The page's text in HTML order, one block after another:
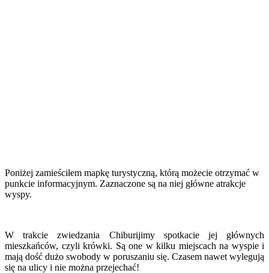
Poniżej zamieściłem mapkę turystyczną, którą możecie otrzymać w
punkcie informacyjnym. Zaznaczone są na niej główne atrakcje
wyspy.
W trakcie zwiedzania Chiburijimy spotkacie jej głównych
mieszkańców, czyli krówki. Są one w kilku miejscach na wyspie i
mają dość dużo swobody w poruszaniu się. Czasem nawet wylegują
się na ulicy i nie można przejechać!